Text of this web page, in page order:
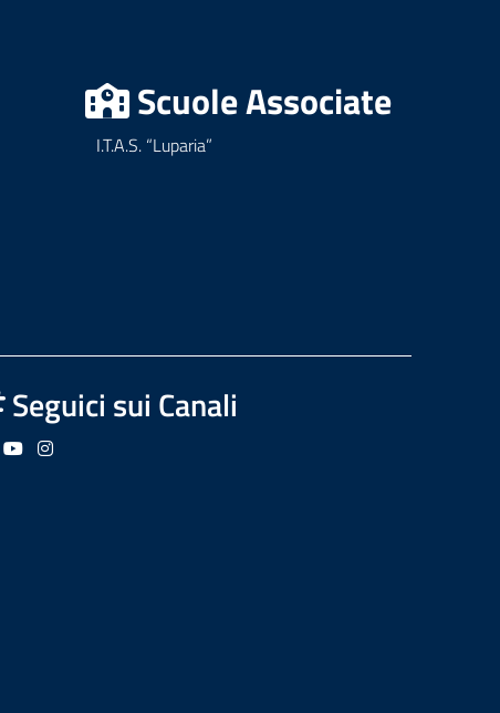
Scuole Associate
I.T.A.S. “Luparia”
Seguici sui Canali
Seguici su Facebook
Seguici su YouTube
Seguici su Instagram